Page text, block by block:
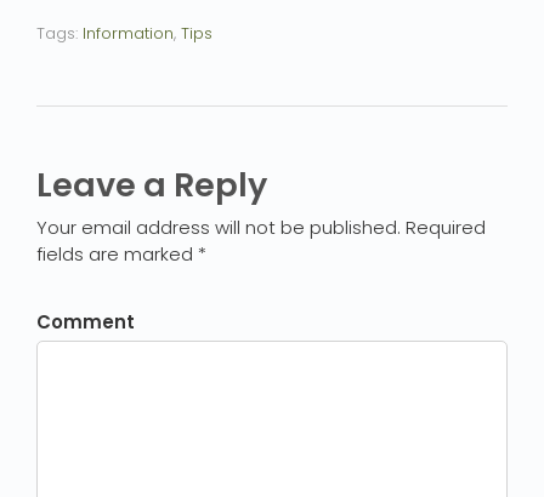
Tags: Information, Tips
Leave a Reply
Your email address will not be published. Required
fields are marked *
Comment